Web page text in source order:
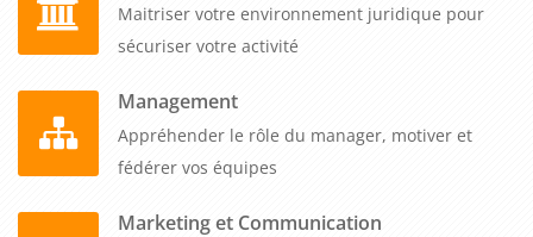
Maitriser votre environnement juridique pour
sécuriser votre activité
Management
Appréhender le rôle du manager, motiver et
fédérer vos équipes
Marketing et Communication